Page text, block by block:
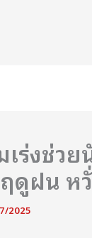
เร่งช่ว
ดูฝน ห
2025